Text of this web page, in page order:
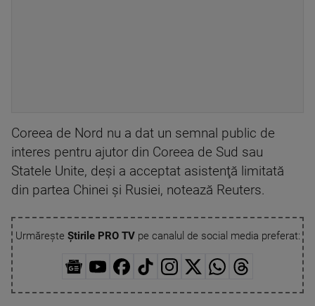
Coreea de Nord nu a dat un semnal public de
interes pentru ajutor din Coreea de Sud sau
Statele Unite, deşi a acceptat asistenţă limitată
din partea Chinei şi Rusiei, notează Reuters.
Urmărește Știrile PRO TVpe canalul de social media preferat: